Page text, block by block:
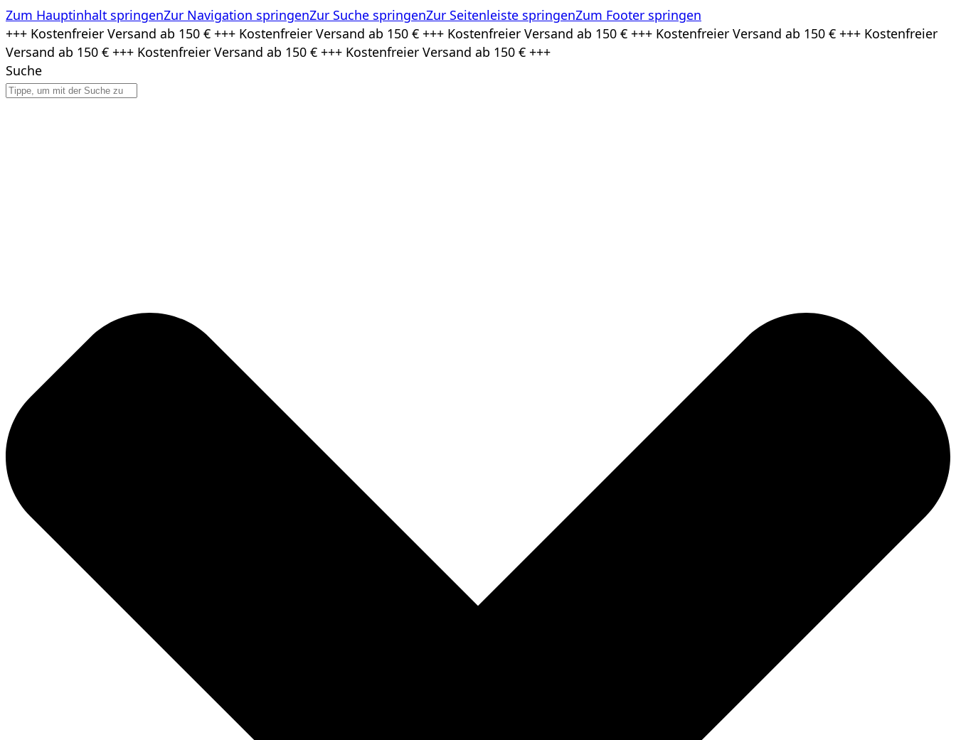
Zum Hauptinhalt springenZur Navigation springenZur Suche springenZur Seitenleiste springenZum Footer springen
Zum
Inhalt
springen
+++ Kostenfreier Versand ab 150 € +++ Kostenfreier Versand ab 150 € +++ Kostenfreier Versand ab 150 € +++ Kostenfreier Versand ab 150 € +++ Kostenfreier
Versand ab 150 € +++ Kostenfreier Versand ab 150 € +++ Kostenfreier Versand ab 150 € +++
Suche